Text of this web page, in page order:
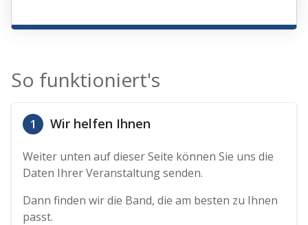
So funktioniert's
1 Wir helfen Ihnen
Weiter unten auf dieser Seite können Sie uns die
Daten Ihrer Veranstaltung senden.
Dann finden wir die Band, die am besten zu Ihnen
passt.